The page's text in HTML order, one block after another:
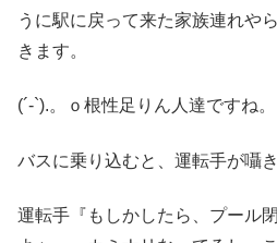
うに駅に戻って来た家族連れや
きます。
(´-`).。ｏ根性足りん人達ですね。
バスに乗り込むと、運転手が囁き
運転手『もしかしたら、プール